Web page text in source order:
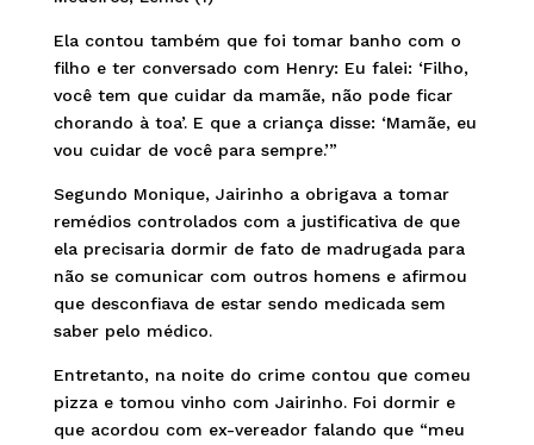
Ela contou também que foi tomar banho com o
filho e ter conversado com Henry: Eu falei: ‘Filho,
você tem que cuidar da mamãe, não pode ficar
chorando à toa’. E que a criança disse: ‘Mamãe, eu
vou cuidar de você para sempre.’”
Segundo Monique, Jairinho a obrigava a tomar
remédios controlados com a justificativa de que
ela precisaria dormir de fato de madrugada para
não se comunicar com outros homens e afirmou
que desconfiava de estar sendo medicada sem
saber pelo médico.
Entretanto, na noite do crime contou que comeu
pizza e tomou vinho com Jairinho. Foi dormir e
que acordou com ex-vereador falando que “meu